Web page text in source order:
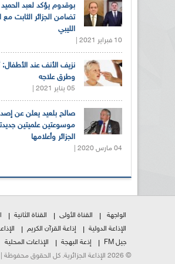
بوقدوم يؤكد لعبد الحميد
تضامن الجزائر الثابت
الليبي
10 فبراير 2021 |
نزيف الأنف عند الأطفال:
وطرق علاجه
05 يناير 2021 |
صالح بلعيد يعلن عن
موسوعتين علميتين
الجزائر وأعلامها
04 مارس 2020 |
الواجهة القناة الأولى القناة الثانية
الإذاعة الدولية
إذاعة القرآن الكريم
جيل FM
إذعة البهجة
الإذاعات المحلية